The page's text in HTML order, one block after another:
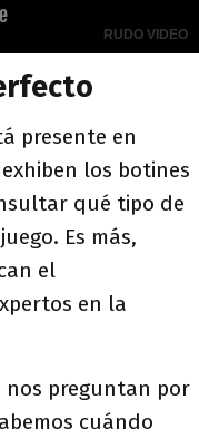
presente en
los botines
qué tipo de
Es más,
el
en la
nos preguntan por
cuándo